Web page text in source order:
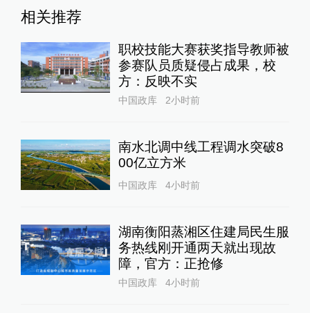
相关推荐
职校技能大赛获奖指导教师被
参赛队员质疑侵占成果，校
方：反映不实
中国政库 2小时前
南水北调中线工程调水突破8
00亿立方米
中国政库 4小时前
湖南衡阳蒸湘区住建局民生服
务热线刚开通两天就出现故
障，官方：正抢修
中国政库 4小时前